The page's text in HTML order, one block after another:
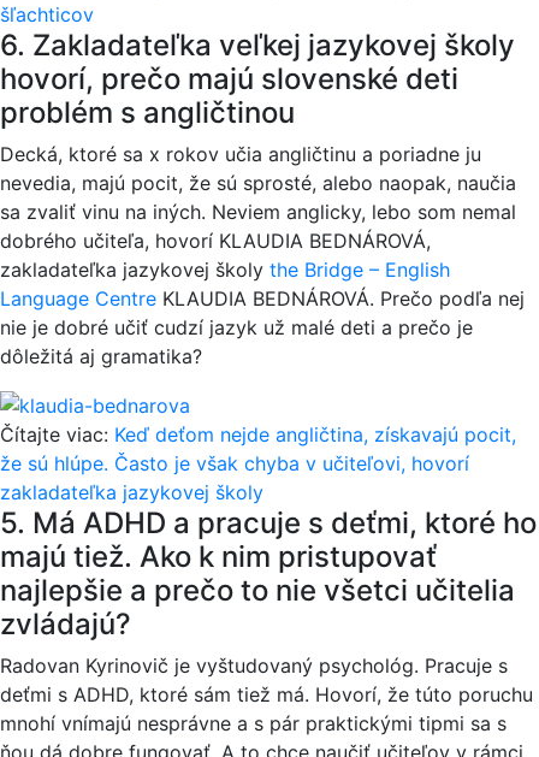
šľachticov
6. Zakladateľka veľkej jazykovej školy
hovorí, prečo majú slovenské deti
problém s angličtinou
Decká, ktoré sa x rokov učia angličtinu a poriadne ju
nevedia, majú pocit, že sú sprosté, alebo naopak, naučia
sa zvaliť vinu na iných. Neviem anglicky, lebo som nemal
dobrého učiteľa, hovorí KLAUDIA BEDNÁROVÁ,
zakladateľka jazykovej školy the Bridge – English
Language Centre KLAUDIA BEDNÁROVÁ. Prečo podľa nej
nie je dobré učiť cudzí jazyk už malé deti a prečo je
dôležitá aj gramatika?
Čítajte viac: Keď deťom nejde angličtina, získavajú pocit,
že sú hlúpe. Často je však chyba v učiteľovi, hovorí
zakladateľka jazykovej školy
5. Má ADHD a pracuje s deťmi, ktoré ho
majú tiež. Ako k nim pristupovať
najlepšie a prečo to nie všetci učitelia
zvládajú?
Radovan Kyrinovič je vyštudovaný psychológ. Pracuje s
deťmi s ADHD, ktoré sám tiež má. Hovorí, že túto poruchu
mnohí vnímajú nesprávne a s pár praktickými tipmi sa s